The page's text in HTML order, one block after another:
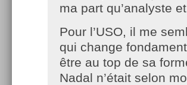
ma part qu’analyste
Pour l’USO, il me
qui change
être au top de sa
Nadal n’était selon